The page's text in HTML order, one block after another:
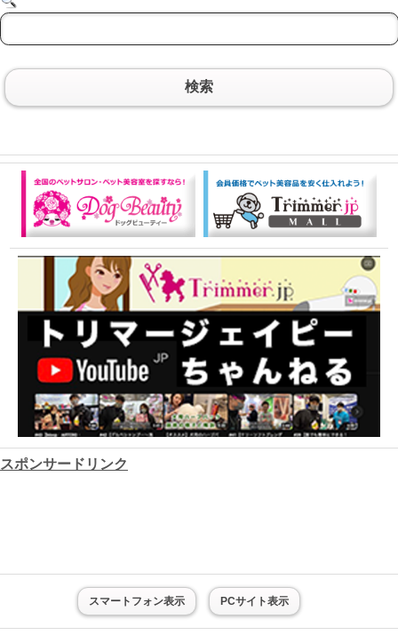
検索
スポンサードリンク
スマートフォン表示 PCサイト表示